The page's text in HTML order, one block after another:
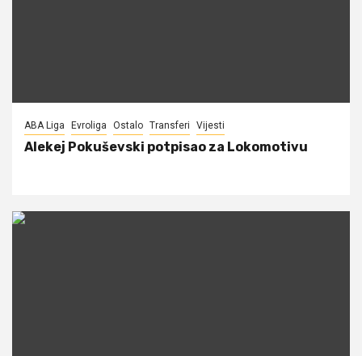
ABA Liga Evroliga Ostalo Transferi Vijesti
Alekej Pokuševski potpisao za Lokomotivu